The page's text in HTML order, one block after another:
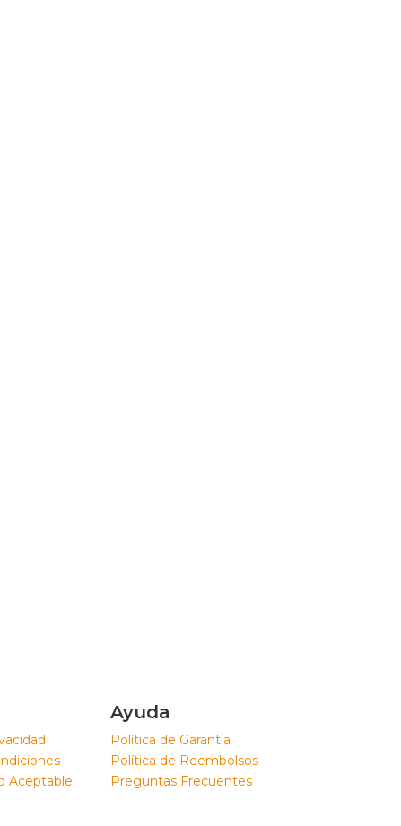
Aceptable
Ayuda
Política de Garantía
Política de Reembolsos
Preguntas Frecuentes